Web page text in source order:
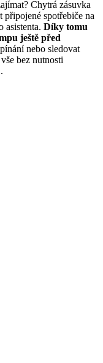
Chytrá zásuvka
připojené spotřebiče na
asistenta. Díky tomu
ještě před
nebo sledovat
bez nutnosti